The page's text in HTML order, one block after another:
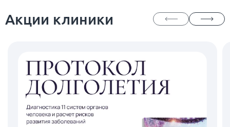
Акции клиники